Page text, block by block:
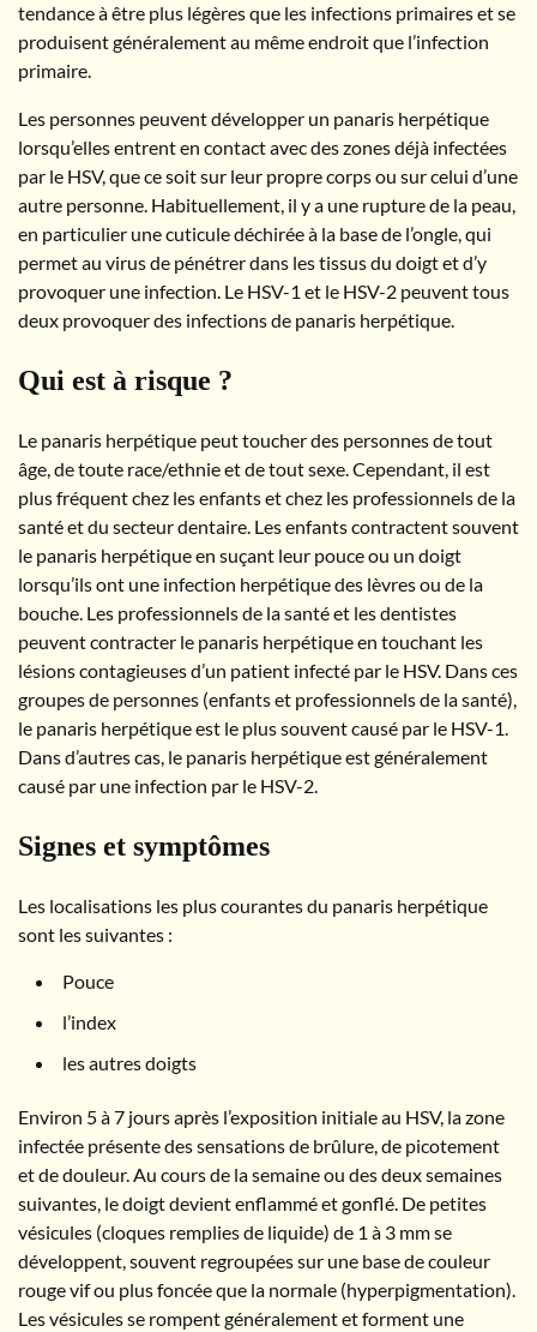
tendance à être plus légères que les infections primaires et se
produisent généralement au même endroit que l’infection
primaire.
Les personnes peuvent développer un panaris herpétique
lorsqu’elles entrent en contact avec des zones déjà infectées
par le HSV, que ce soit sur leur propre corps ou sur celui d’une
autre personne. Habituellement, il y a une rupture de la peau,
en particulier une cuticule déchirée à la base de l’ongle, qui
permet au virus de pénétrer dans les tissus du doigt et d’y
provoquer une infection. Le HSV-1 et le HSV-2 peuvent tous
deux provoquer des infections de panaris herpétique.
Qui est à risque ?
Le panaris herpétique peut toucher des personnes de tout
âge, de toute race/ethnie et de tout sexe. Cependant, il est
plus fréquent chez les enfants et chez les professionnels de la
santé et du secteur dentaire. Les enfants contractent souvent
le panaris herpétique en suçant leur pouce ou un doigt
lorsqu’ils ont une infection herpétique des lèvres ou de la
bouche. Les professionnels de la santé et les dentistes
peuvent contracter le panaris herpétique en touchant les
lésions contagieuses d’un patient infecté par le HSV. Dans ces
groupes de personnes (enfants et professionnels de la santé),
le panaris herpétique est le plus souvent causé par le HSV-1.
Dans d’autres cas, le panaris herpétique est généralement
causé par une infection par le HSV-2.
Signes et symptômes
Les localisations les plus courantes du panaris herpétique
sont les suivantes :
Pouce
l’index
les autres doigts
Environ 5 à 7 jours après l’exposition initiale au HSV, la zone
infectée présente des sensations de brûlure, de picotement
et de douleur. Au cours de la semaine ou des deux semaines
suivantes, le doigt devient enflammé et gonflé. De petites
vésicules (cloques remplies de liquide) de 1 à 3 mm se
développent, souvent regroupées sur une base de couleur
rouge vif ou plus foncée que la normale (hyperpigmentation).
Les vésicules se rompent généralement et forment une